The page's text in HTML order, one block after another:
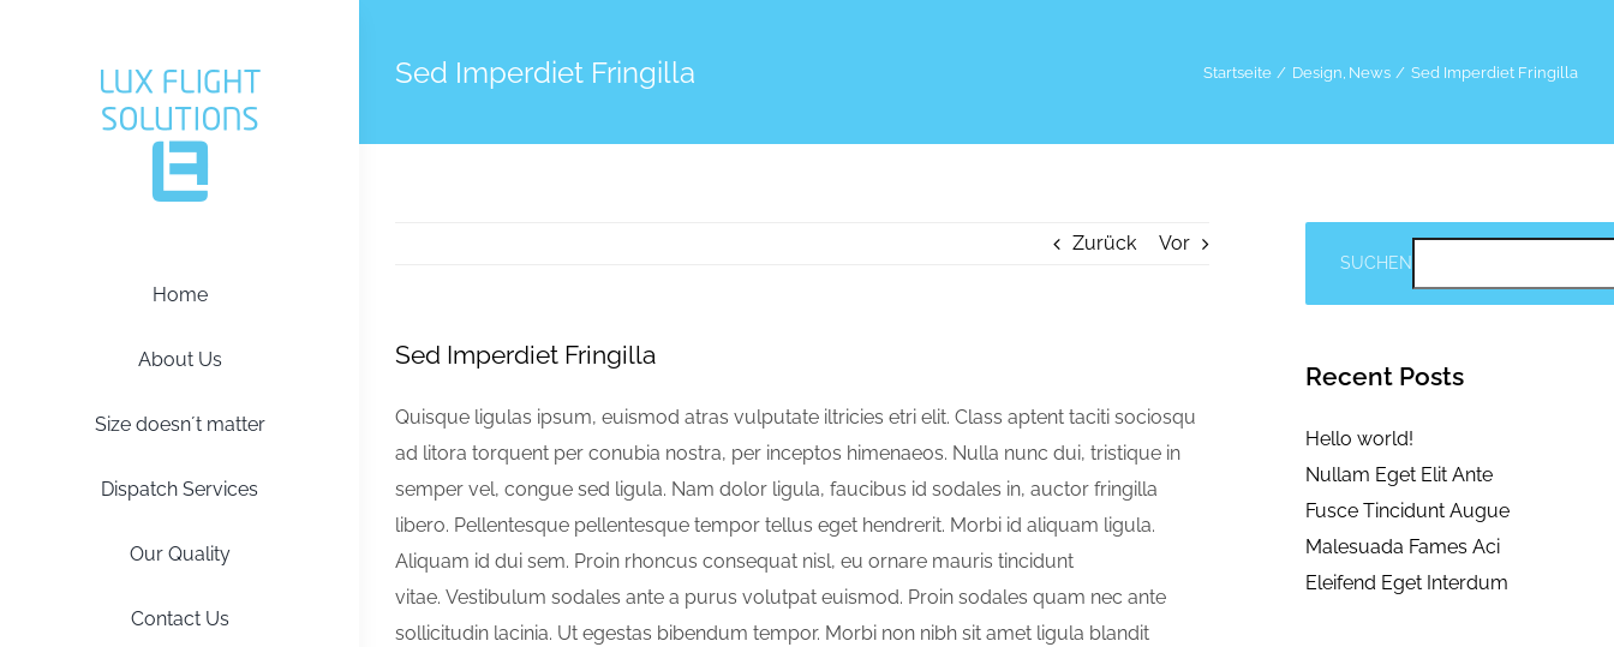
Home
About Us
Size doesn´t matter
Dispatch Services
Our Quality
Contact Us
Sed Imperdiet Fringilla Startseite Design News Sed Imperdiet Fringilla
Zurück Vor
Sed Imperdiet Fringilla
Quisque ligulas ipsum, euismod atras vulputate iltricies etri elit. Class aptent taciti sociosqu
ad litora torquent per conubia nostra, per inceptos himenaeos. Nulla nunc dui, tristique in
semper vel, congue sed ligula. Nam dolor ligula, faucibus id sodales in, auctor fringilla
libero. Pellentesque pellentesque tempor tellus eget hendrerit. Morbi id aliquam ligula.
Aliquam id dui sem. Proin rhoncus consequat nisl, eu ornare mauris tincidunt
vitae. Vestibulum sodales ante a purus volutpat euismod. Proin sodales quam nec ante
sollicitudin lacinia. Ut egestas bibendum tempor. Morbi non nibh sit amet ligula blandit
SUCHEN
Recent Posts
Hello world!
Nullam Eget Elit Ante
Fusce Tincidunt Augue
Malesuada Fames Aci
Eleifend Eget Interdum